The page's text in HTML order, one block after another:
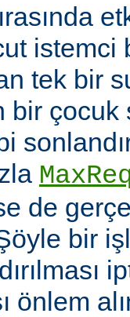
istemci
tek bir
bir çocuk
de
bir
önlem